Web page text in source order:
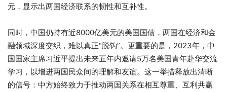
元，显示出两国经济联系的韧性和互补性。
同时，中国仍持有近8000亿美元的美国国债，两国在经济和金
融领域深度交织，难以真正“脱钩”。更重要的是，2023年，中
国国家主席习近平提出未来五年内邀请5万名美国青年赴华交流
学习，以增进两国民众间的理解和友谊。这一举措释放出清晰
的信号：中方始终致力于推动两国关系在相互尊重、互利共赢